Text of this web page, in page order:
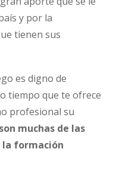
y por la
tienen sus
es digno de
tiempo que te ofrece
profesional su
son muchas de las
la formación